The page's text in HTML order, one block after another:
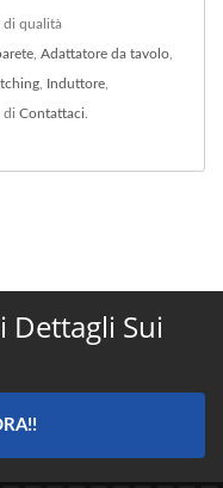
di qualità
Adattatore da tavolo
Induttore
di Contattaci
Dettagli Sui